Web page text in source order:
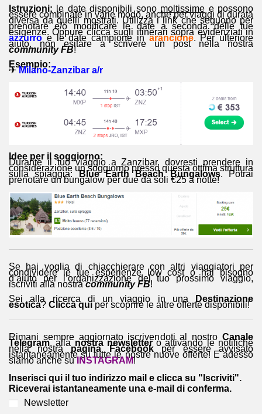
Istruzioni: le date disponibili sono moltissime e possono
essere combinate in varie modo, anche per viaggi di durata
diversa da quelli mostrati. Utilizza i link che seguono per
prenotare e/o modificare le date a seconda delle tue
esigenze. Oppure clicca sugli itinerari sopra evidenziati in
azzurroe le date campione inarancione. Per ulteriore
aiuto, non esitare a scrivere un post nella nostra
community FB!
Esempio:
✈Milano-Zanzibar a/r
Idee per il soggiorno:
Durante il tuo viaggio a Zanzibar, dovresti prendere in
considerazione un soggiorno presso questa ottima struttura
sulla spiaggia:Blue Earth Beach Bungalows. Potrai
prenotare un bungalow per due da soli €25 a notte!
Se hai voglia di chiacchierare con altri viaggiatori per
condividere le tue esperienze low cost o hai bisogno
d’aiuto per l’organizzazione del tuo prossimo viaggio,
iscriviti alla nostracommunity FB!
Sei alla ricerca di un viaggio in una
Destinazione
esotica? Clicca quiper scoprire le altre offerte disponibili!
Rimani sempre aggiornato iscrivendoti al nostro Canale
Telegram, allanostra newslettero attivando le notifiche
nella nostrapagina Facebookper essere avvisato
istantaneamente su tutte le nostre nuove offerte! E adesso
siamo anche suINSTAGRAM!
Inserisci qui il tuo indirizzo mail e clicca su "Iscriviti".
Riceverai istantaneamente una e-mail di conferma.
Newsletter